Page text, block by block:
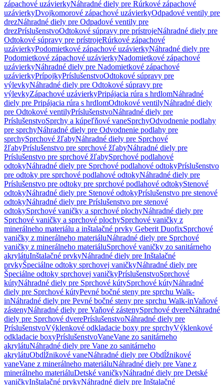
zápachové uzávierkyNáhradné diely pre Rúrkové zápachové
uzávierkyDvojkomorové zápachové uzávierkyOdpadové ventily pre
drezNáhradné diely pre Odpadové ventily pre
drezPríslušenstvoOdtokové súpravy pre prístrojeNáhradné diely pre
Odtokové súpravy pre prístrojeRúrkové zápachové
uzávierkyPodomietkové zápachové uzávierkyNáhradné diely pre
Podomietkové zápachové uzávierkyNadomietkové zápachové
uzávierkyNáhradné diely pre Nadomietkové zápachové
uzávierkyPrípojkyPríslušenstvoOdtokové súpravy pre
výlevkyNáhradné diely pre Odtokové súpravy pre
výlevkyZápachové uzávierkyPripájacia rúra s hrdlomNáhradné
diely pre Pripájacia rúra s hrdlomOdtokové ventilyNáhradné diely
pre Odtokové ventilyPríslušenstvoNáhradné diely pre
PríslušenstvoSprchy a kúpeľňové vaneSprchyOdvodnenie podlahy
pre sprchyNáhradné diely pre Odvodnenie podlahy pre
sprchySprchové žľabyNáhradné diely pre Sprchové
žľabyPríslušenstvo pre sprchové žľabyNáhradné diely pre
Príslušenstvo pre sprchové žľabySprchové podlahové
odtokyNáhradné diely pre Sprchové podlahové odtokyPríslušenstvo
pre odtoky pre sprchové podlahové odtokyNáhradné diely pre
Príslušenstvo pre odtoky pre sprchové podlahové odtokyStenové
odtokyNáhradné diely pre Stenové odtokyPríslušenstvo pre stenové
odtokyNáhradné diely pre Príslušenstvo pre stenové
odtokySprchové vaničky a sprchové plochyNáhradné diely pre
Sprchové vaničky a sprchové plochySprchové vaničky z
minerálneho materiálu a inštalačné prvky Geberit DuofixSprchové
vaničky z minerálneho materiáluNáhradné diely pre Sprchové
vaničky z minerálneho materiáluSprchové vaničky zo sanitárneho
akrylátuInštalačné prvkyNáhradné diely pre Inštalačné
prvkyŠpeciálne odtoky sprchovej vaničkyNáhradné diely pre
Špeciálne odtoky sprchovej vaničkyPríslušenstvoSprchové
kútyNáhradné diely pre Sprchové kútySprchové kútyNáhradné
diely pre Sprchové kútyPevné bočné steny pre sprchu Walk-
inNáhradné diely pre Pevné bočné steny pre sprchu Walk-inVaňové
zástenyNáhradné diely pre Vaňové zástenySprchové dvereNáhradné
diely pre Sprchové dverePríslušenstvoNáhradné diely pre
PríslušenstvoVýklenkové odkladacie boxy pre sprchyVýklenkové
odkladacie boxyPríslušenstvoVaneVane zo sanitárneho
akrylátuNáhradné diely pre Vane zo sanitárneho
akrylátuObdĺžnikové vaneNáhradné diely pre Obdĺžnikové
vaneVane z minerálneho materiáluNáhradné diely pre Vane z
minerálneho materiáluDetské vaničkyNáhradné diely pre Detské
vaničkyInštalačné prvkyNáhradné diely pre Inštalačné